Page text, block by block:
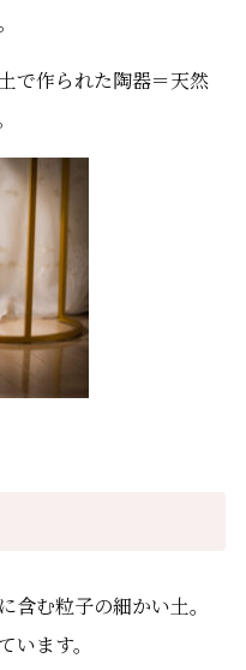
で作られた陶器＝天然
む粒子の細かい土。
ます。